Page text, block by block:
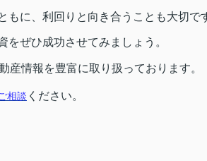
に、利回りと向き合うことも大切で
をぜひ成功させてみましょう。
産情報を豊富に取り扱っております。
相談 ください。